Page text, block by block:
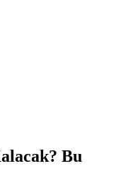
Bu